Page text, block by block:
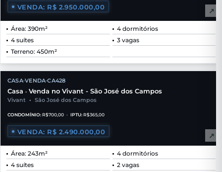
VENDA: R$ 2.950.000,00 ↗
Área: 390m²
4 dormitórios
4 suítes
3 vagas
Terreno: 450m²
CASA•VENDA•CA428
Casa • Venda no Vivant - São José dos Campos
Vivant • São José dos Campos
CONDOMÍNIO: R$700,00 • IPTU: R$365,00
VENDA: R$ 2.490.000,00 ↗
Área: 243m²
4 dormitórios
4 suítes
2 vagas